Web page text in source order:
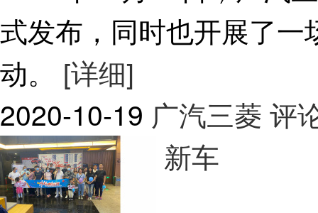
式发布，同时也开展了
动。 [详细]
2020-10-19 广汽三菱 评
新车